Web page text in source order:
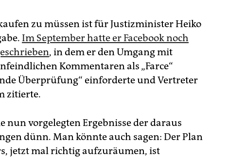
zu müssen ist für Justizminister Heiko
Im September hatte er Facebook noch
, in dem er den Umgang mit
Kommentaren als „Farce“
Überprüfung“ einforderte und Vertreter
zitierte.
nun vorgelegten Ergebnisse der daraus
dünn. Man könnte auch sagen: Der Plan
jetzt mal richtig aufzuräumen, ist